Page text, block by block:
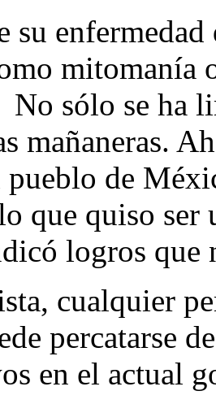
su
mitomanía
sólo se ha
mañaneras.
de
que quiso
logros que
cualquier
percatarse
en el actual